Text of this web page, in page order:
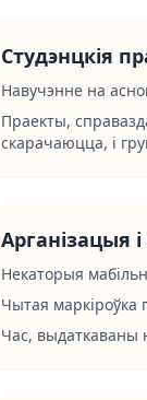
Студэнцкія
Навучэнне на
Праекты,
скарачаюцца, і
Арганізацыя
Некаторыя
Чытая маркіроўка
Час,